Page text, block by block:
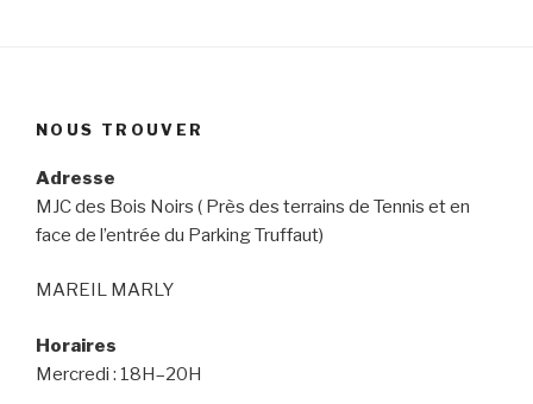
NOUS TROUVER
Adresse
MJC des Bois Noirs ( Près des terrains de Tennis et en
face de l’entrée du Parking Truffaut)
MAREIL MARLY
Horaires
Mercredi : 18H–20H